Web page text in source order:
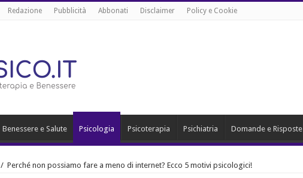
Redazione Pubblicità Abbonati Disclaimer Policy e Cookie
Benessere e Salute Psicologia Psicoterapia Psichiatria Domande e Risposte
/ Perché non possiamo fare a meno di internet? Ecco 5 motivi psicologici!